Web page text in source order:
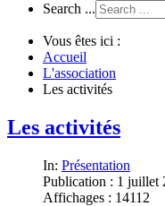
Search ...
Vous êtes ici :
Accueil
L'association
Les activités
Les activités
In: Présentation
Publication : 1 juillet
Affichages : 14112